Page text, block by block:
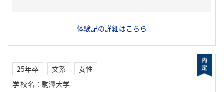
体験記の詳細はこちら
25年卒 文系
女性
学校名 ： 駒澤大学